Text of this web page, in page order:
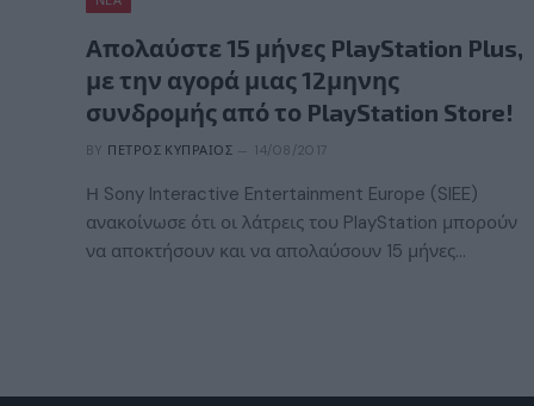
Απολαύστε 15 μήνες PlayStation Plus,
με την αγορά μιας 12μηνης
συνδρομής από το PlayStation Store!
BY ΠΈΤΡΟΣ ΚΥΠΡΑΊΟΣ 14/08/2017
Η Sony Interactive Entertainment Europe (SIEE)
ανακοίνωσε ότι οι λάτρεις του PlayStation μπορούν
να αποκτήσουν και να απολαύσουν 15 μήνες…